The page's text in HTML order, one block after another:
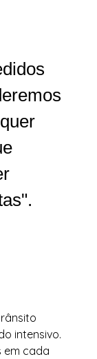
intensivo.
em cada